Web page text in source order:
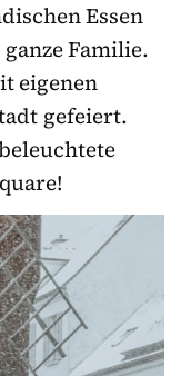
Essen
Familie.
eigenen
gefeiert.